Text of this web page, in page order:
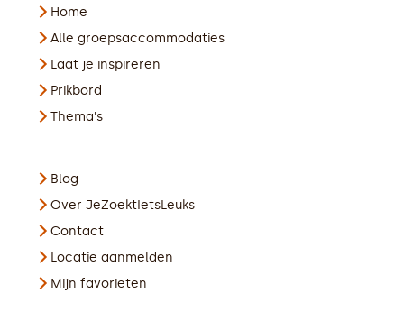
Home
Alle groepsaccommodaties
Laat je inspireren
Prikbord
Thema's
Blog
Over JeZoektIetsLeuks
Contact
Locatie aanmelden
Mijn favorieten